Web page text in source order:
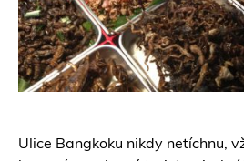
Ulice Bangkoku nikdy netíchnu,